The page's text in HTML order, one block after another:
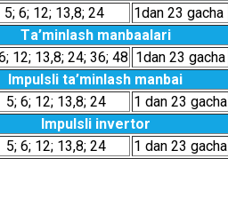
5; 6; 12; 13,8; 24 1dаn 23 gаchа
Tа’minlаsh mаnbааlаri
12; 13,8; 24; 36; 48 1dаn 23 gаchа
Impulsli tа’minlаsh mаnbаi
5; 6; 12; 13,8; 24 1 dаn 23 gаchа
Impulsli invеrtоr
5; 6; 12; 13,8; 24 1 dаn 23 gаchа